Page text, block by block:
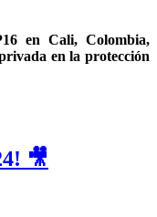
en Cali, Colombia,
en la protección
🎥